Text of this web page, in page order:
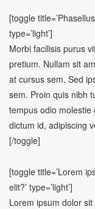
[toggle
type=’light’]
Morbi facilisis purus
pretium. Nullam sit
at cursus sem. Sed
sem. Proin quis nibh
tempus odio
dictum id, adipiscing
[/toggle]
[toggle title=’Lorem
elit?’ type=’light’]
Lorem ipsum dolor